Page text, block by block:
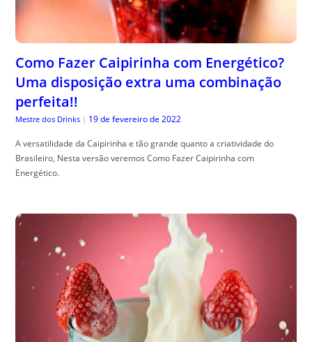
Como Fazer Caipirinha com Energético?
Uma disposição extra uma combinação
perfeita!!
Mestre dos Drinks | 19 de fevereiro de 2022
A versatilidade da Caipirinha e tão grande quanto a criatividade do
Brasileiro, Nesta versão veremos Como Fazer Caipirinha com
Energético.